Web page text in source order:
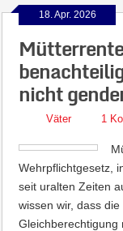
18. Apr. 2026
nicht
Väter 1
Wehrpflichtgesetz,
seit uralten Zeiten
wissen wir, dass
Gleichberechtigung